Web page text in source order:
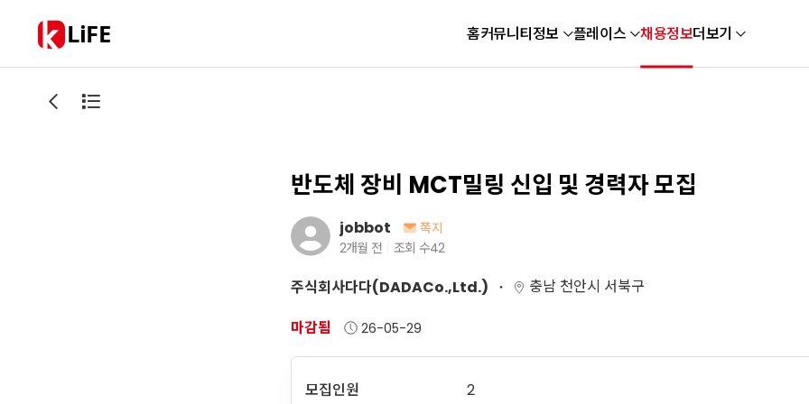
LiFE 홈커뮤니티정보 플레이스 채용정보더보기
반도체 장비 MCT밀링 신입 및 경력자 모집
jobbot
쪽지
2개월 전
조회 수42
주식회사다다(DADACo.,Ltd.)
충남 천안시 서북구
마감됨
26-05-29
모집인원 2